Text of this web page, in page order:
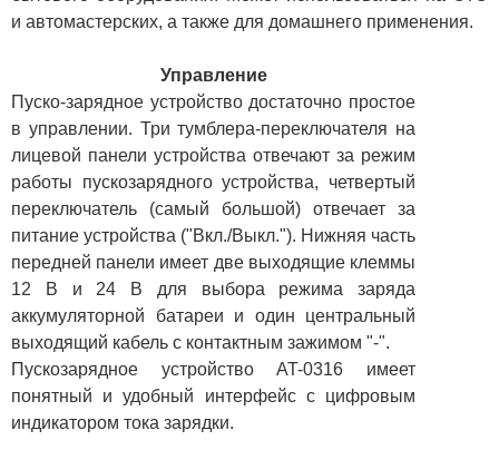
и автомастерских, а также для домашнего применения.
Управление
Пуско-зарядное устройство достаточно простое
в управлении. Три тумблера-переключателя на
лицевой панели устройства отвечают за режим
работы пускозарядного устройства, четвертый
переключатель (самый большой) отвечает за
питание устройства ("Вкл./Выкл."). Нижняя часть
передней панели имеет две выходящие клеммы
12 В и 24 В для выбора режима заряда
аккумуляторной батареи и один центральный
выходящий кабель с контактным зажимом "-".
Пускозарядное устройство AT-0316 имеет
понятный и удобный интерфейс с цифровым
индикатором тока зарядки.